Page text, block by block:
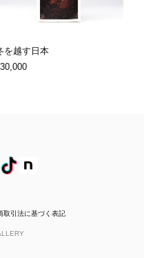
を越す日本
取引法に基づく表記